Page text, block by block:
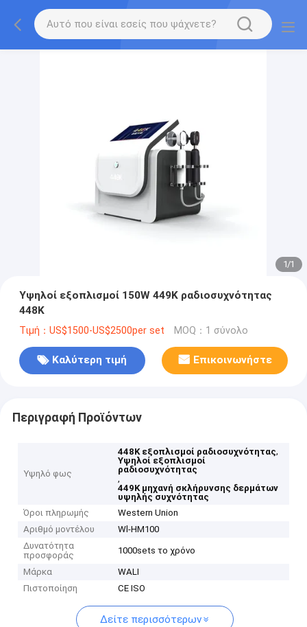
1/1
Υψηλοί εξοπλισμοί 150W 449K ραδιοσυχνότητας
448K
Τιμή：US$1500-US$2500per set MOQ：1 σύνολο
Καλύτερη τιμή Επικοινωνήστε
Περιγραφή Προϊόντων
Υψηλό φως
448K εξοπλισμοί ραδιοσυχνότητας,
Υψηλοί εξοπλισμοί
ραδιοσυχνότητας
,
449K μηχανή σκλήρυνσης δερμάτων
υψηλής συχνότητας
Όροι πληρωμής
Western Union
Αριθμό μοντέλου
Wl-HM100
Δυνατότητα
προσφοράς
1000sets το χρόνο
Μάρκα
WALI
Πιστοποίηση
CE ISO
Δείτε περισσότερων